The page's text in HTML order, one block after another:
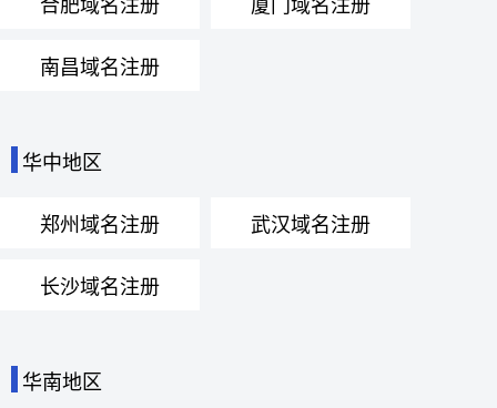
合肥域名注册 厦门域名注册
南昌域名注册
华中地区
郑州域名注册 武汉域名注册
长沙域名注册
华南地区